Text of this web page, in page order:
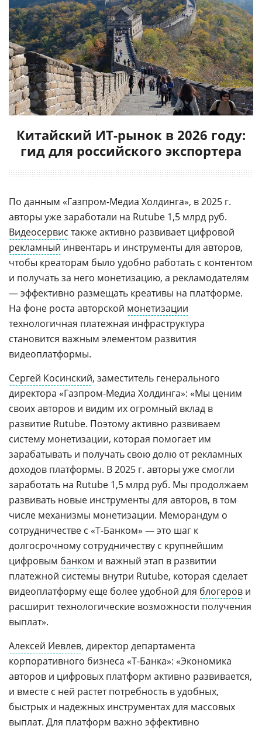
Китайский ИТ-рынок в 2026 году:
гид для российского экспортера
По данным «Газпром-Медиа Холдинга», в 2025 г.
авторы уже заработали на Rutube 1,5 млрд руб.
Видеосервис также активно развивает цифровой
рекламный инвентарь и инструменты для авторов,
чтобы креаторам было удобно работать с контентом
и получать за него монетизацию, а рекламодателям
— эффективно размещать креативы на платформе.
На фоне роста авторской монетизации
технологичная платежная инфраструктура
становится важным элементом развития
видеоплатформы.
Сергей Косинский, заместитель генерального
директора «Газпром-Медиа Холдинга»: «Мы ценим
своих авторов и видим их огромный вклад в
развитие Rutube. Поэтому активно развиваем
систему монетизации, которая помогает им
зарабатывать и получать свою долю от рекламных
доходов платформы. В 2025 г. авторы уже смогли
заработать на Rutube 1,5 млрд руб. Мы продолжаем
развивать новые инструменты для авторов, в том
числе механизмы монетизации. Меморандум о
сотрудничестве с «Т-Банком» — это шаг к
долгосрочному сотрудничеству с крупнейшим
цифровым банком и важный этап в развитии
платежной системы внутри Rutube, которая сделает
видеоплатформу еще более удобной для блогеров и
расширит технологические возможности получения
выплат».
Алексей Иевлев, директор департамента
корпоративного бизнеса «Т-Банка»: «Экономика
авторов и цифровых платформ активно развивается,
и вместе с ней растет потребность в удобных,
быстрых и надежных инструментах для массовых
выплат. Для платформ важно эффективно